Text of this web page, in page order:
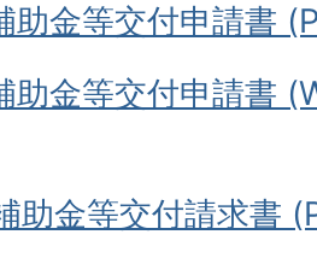
助金等交付申請書
助金等交付申請書
助金等交付請求書